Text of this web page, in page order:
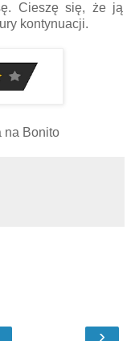
Cieszę się, że ją
kontynuacji.
Bonito
›